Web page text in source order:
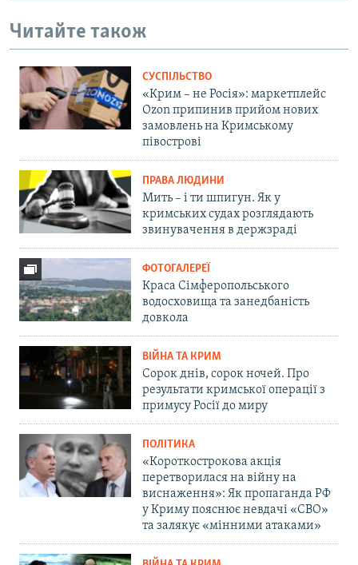
Читайте також
СУСПІЛЬСТВО
«Крим – не Росія»: маркетплейс
Ozon припинив прийом нових
замовлень на Кримському
півострові
ПРАВА ЛЮДИНИ
Мить – і ти шпигун. Як у
кримських судах розглядають
звинувачення в держзраді
ФОТОГАЛЕРЕЇ
Краса Сімферопольського
водосховища та занедбаність
довкола
ВІЙНА ТА КРИМ
Сорок днів, сорок ночей. Про
результати кримської операції з
примусу Росії до миру
ПОЛІТИКА
«Короткострокова акція
перетворилася на війну на
виснаження»: Як пропаганда РФ
у Криму пояснює невдачі «СВО»
та залякує «мінними атаками»